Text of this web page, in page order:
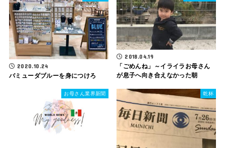
2020.10.24
バミューダブルーを身につけろ
2018.04.19
「ごめんね」～イライラお母さん
が息子へ向き合えなかった朝
お母さん業界新聞 乾杯